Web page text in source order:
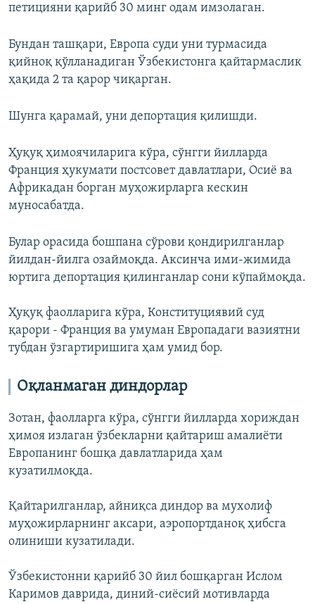
петицияни қарийб 30 минг одам имзолаган.
Бундан ташқари, Европа суди уни турмасида
қийноқ қўлланадиган Ўзбекистонга қайтармаслик
ҳақида 2 та қарор чиқарган.
Шунга қарамай, уни депортация қилишди.
Ҳуқуқ ҳимоячиларига кўра, сўнгги йилларда
Франция ҳукумати постсовет давлатлари, Осиё ва
Африкадан борган муҳожирларга кескин
муносабатда.
Булар орасида бошпана сўрови қондирилганлар
йилдан-йилга озаймоқда. Аксинча ими-жимида
юртига депортация қилинганлар сони кўпаймоқда.
Ҳуқуқ фаолларига кўра, Конституциявий суд
қарори - Франция ва умуман Европадаги вазиятни
тубдан ўзгартиришига ҳам умид бор.
Оқланмаган диндорлар
Зотан, фаолларга кўра, сўнгги йилларда хориждан
ҳимоя излаган ўзбекларни қайтариш амалиёти
Европанинг бошқа давлатларида ҳам
кузатилмоқда.
Қайтарилганлар, айниқса диндор ва мухолиф
муҳожирларнинг аксари, аэропортданоқ ҳибсга
олиниши кузатилади.
Ўзбекистонни қарийб 30 йил бошқарган Ислом
Каримов даврида, диний-сиёсий мотивларда